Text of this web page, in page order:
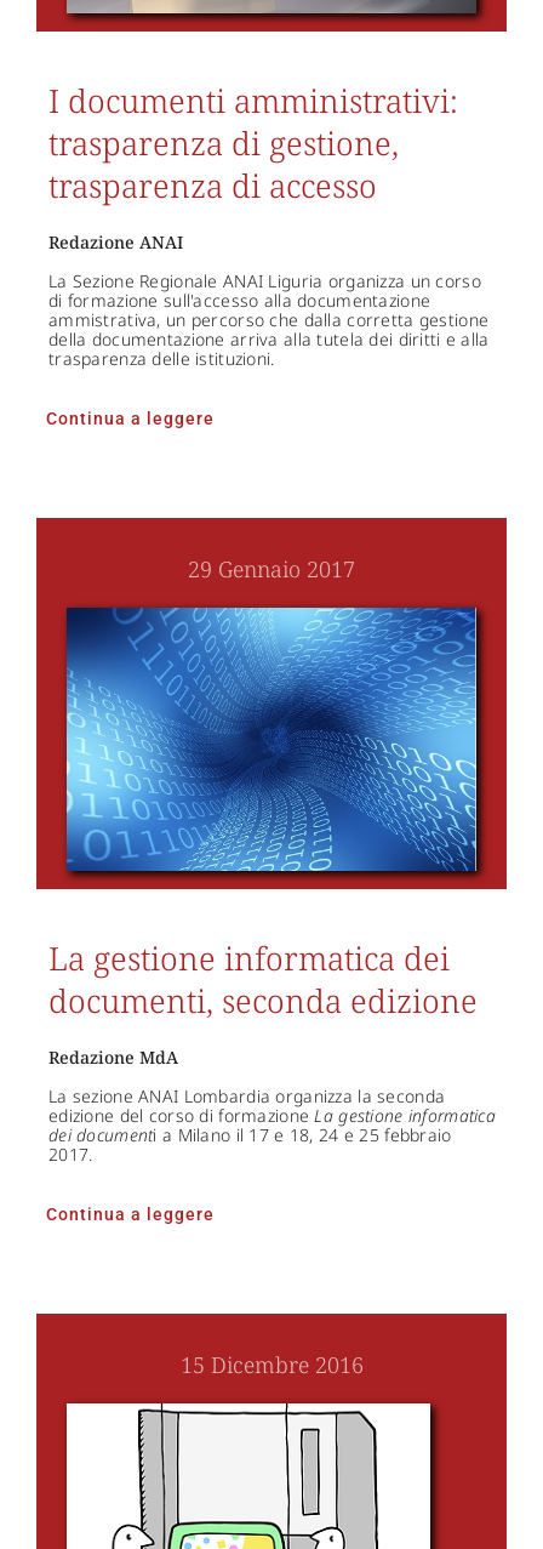
I documenti amministrativi:
trasparenza di gestione,
trasparenza di accesso
Redazione ANAI
La Sezione Regionale ANAI Liguria organizza un corso
di formazione sull'accesso alla documentazione
ammistrativa, un percorso che dalla corretta gestione
della documentazione arriva alla tutela dei diritti e alla
trasparenza delle istituzioni.
Continua a leggere
29 Gennaio 2017
La gestione informatica dei
documenti, seconda edizione
Redazione MdA
La sezione ANAI Lombardia organizza la seconda
edizione del corso di formazioneLa gestione informatica
dei documenti a Milano il 17 e 18, 24 e 25 febbraio
2017.
Continua a leggere
15 Dicembre 2016